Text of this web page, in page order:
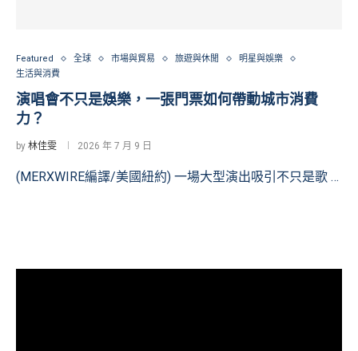
Featured 全球 市場與貿易 旅遊與休閒
明星與娛樂
生活與消費
演唱會不只是娛樂，一張門票如何帶動城市消費
力？
by 林佳雯 2026 年 7 月 9 日
(MERXWIRE編譯/美國紐約) 一場大型演出吸引不只是歌 …